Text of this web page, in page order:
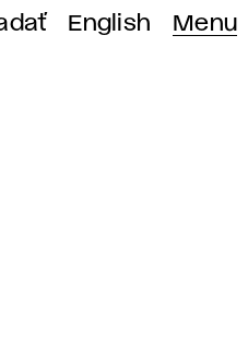
English Menu